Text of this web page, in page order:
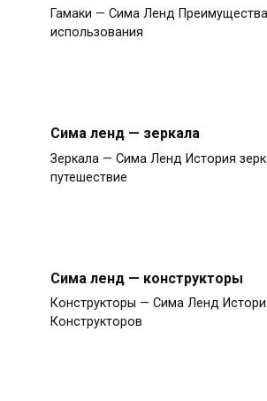
Гамаки — Сима Ленд Преимущества
использования
Сима ленд — зеркала
Зеркала — Сима Ленд История
путешествие
Сима ленд — конструкторы
Конструкторы — Сима Ленд
Конструкторов